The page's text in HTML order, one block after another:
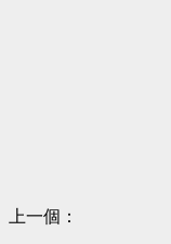
上一個：